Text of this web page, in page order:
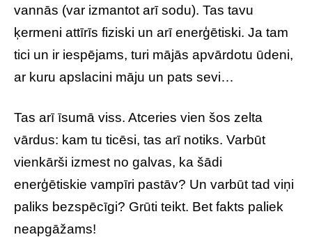
vannās (var izmantot arī sodu). Tas tavu
ķermeni attīrīs fiziski un arī enerģētiski. Ja tam
tici un ir iespējams, turi mājās apvārdotu ūdeni,
ar kuru apslacini māju un pats sevi…
Tas arī īsumā viss. Atceries vien šos zelta
vārdus: kam tu ticēsi, tas arī notiks. Varbūt
vienkārši izmest no galvas, ka šādi
enerģētiskie vampīri pastāv? Un varbūt tad viņi
paliks bezspēcīgi? Grūti teikt. Bet fakts paliek
neapgāžams!